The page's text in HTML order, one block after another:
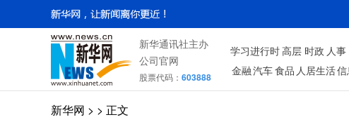
新华通讯社主办
公司官网
股票代码： 603888
学习进行时高层 时政 人事
金融汽车食品 人居生活
新华网 > > 正文